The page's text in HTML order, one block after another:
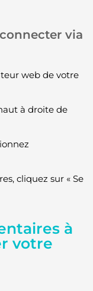
via
web de votre
à droite de
cliquez sur « Se
à
votre